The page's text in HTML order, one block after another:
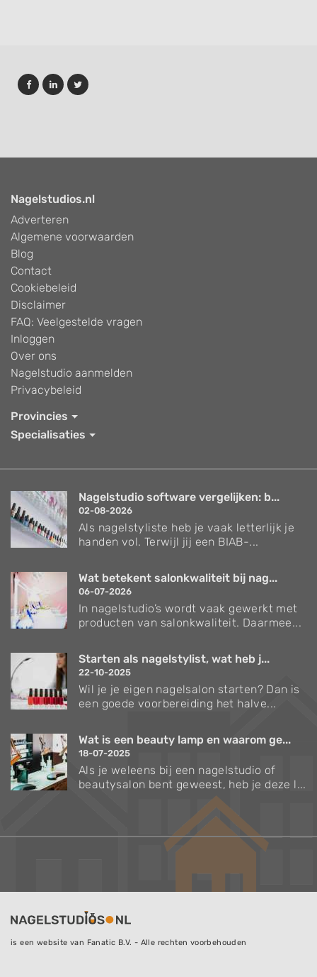
Nagelstudios.nl
Adverteren
Algemene voorwaarden
Blog
Contact
Cookiebeleid
Disclaimer
FAQ: Veelgestelde vragen
Inloggen
Over ons
Nagelstudio aanmelden
Privacybeleid
Provincies
Specialisaties
Nagelstudio software vergelijken: b...
02-08-2026
Als nagelstyliste heb je vaak letterlijk je
handen vol. Terwijl jij een BIAB-...
Wat betekent salonkwaliteit bij nag...
06-07-2026
In nagelstudio’s wordt vaak gewerkt met
producten van salonkwaliteit. Daarmee...
Starten als nagelstylist, wat heb j...
22-10-2025
Wil je je eigen nagelsalon starten? Dan is
een goede voorbereiding het halve...
Wat is een beauty lamp en waarom ge...
18-07-2025
Als je weleens bij een nagelstudio of
beautysalon bent geweest, heb je deze l...
is een website van Fanatic B.V. - Alle rechten voorbehouden